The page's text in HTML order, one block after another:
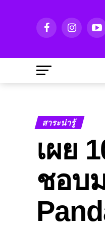
สาระน่ารู้
เผย
ชอบ